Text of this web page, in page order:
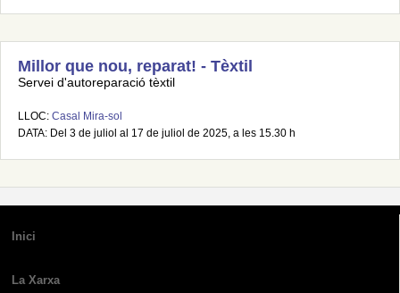
Millor que nou, reparat! - Tèxtil
Servei d'autoreparació tèxtil
LLOC: Casal Mira-sol
DATA: Del 3 de juliol al 17 de juliol de 2025, a les 15.30 h
Inici
La Xarxa